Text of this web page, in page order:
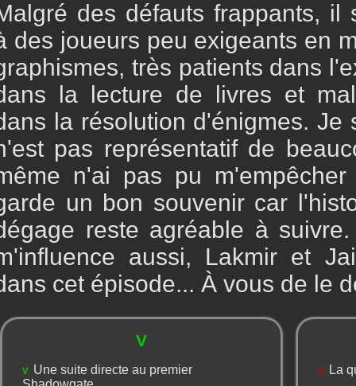
des défauts frappants, il
des joueurs peu exigeants en
très patients dans
la lecture de livres et
la résolution d'énigmes. Je
pas représentatif de
n'ai pas pu
un bon souvenir car
reste agréable à
aussi, Lakmir et
cet épisode... À vous de le
V
V
Une suite directe au premier
X La